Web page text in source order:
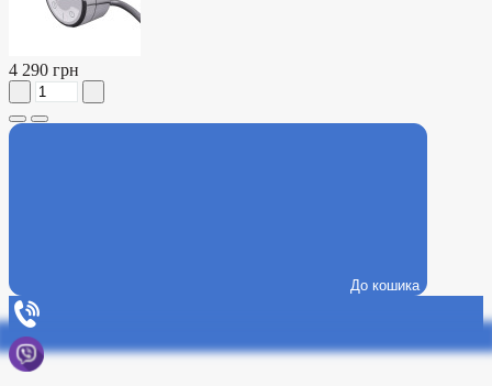
4 290 грн
До кошика